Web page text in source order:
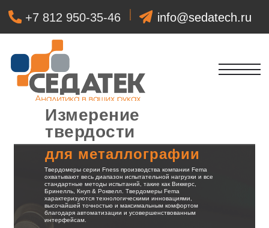
+7 812 950-35-46 +7 931 380-
info@sedatech.ru
для металлографии
Измерение
твердости
Твердомеры серии Fness производства компании Fema
охватывают весь диапазон испытательной нагрузки и все
стандартные методы испытаний, такие как Виккерс,
Бринелль, Кнуп & Роквелл. Твердомеры Fema
характеризуются технологическими инновациями,
высочайшей точностью и максимальным комфортом
благодаря автоматизации и усовершенствованным
интерфейсам.